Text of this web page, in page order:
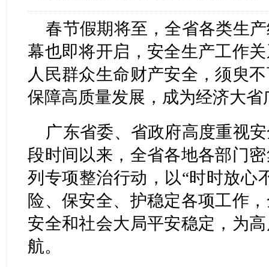
春节假期将至，全省各类生
幕也即将开启，安全生产工作
人民群众生命财产安全，须臾
保障高质量发展，成为经济大
广东省委、省政府高度重视
段时间以来，全省各地各部门
列专项整治行动，以“时时放心
险、保安全、护稳定各项工作
安全和社会大局平安稳定，为
航。